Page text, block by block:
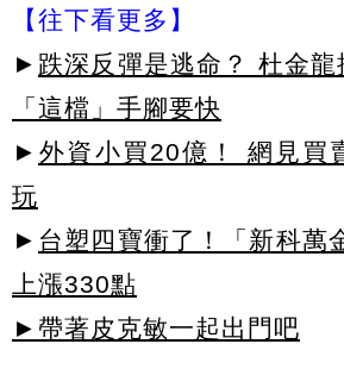
【往下看更多】
► 跌深反彈是逃命？ 杜金
「這檔」手腳要快
► 外資小買20億！ 網見買
玩
► 台塑四寶衝了！「新科萬
上漲330點
►帶著皮克敏一起出門吧